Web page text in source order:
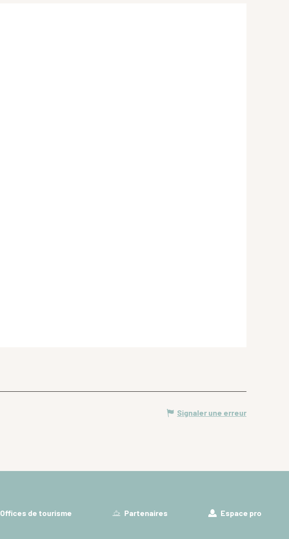
Signaler une erreur
Offices de tourisme Partenaires Espace pro